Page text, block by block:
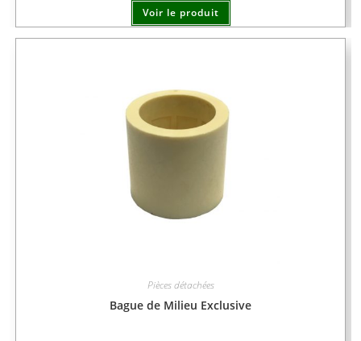
Voir le produit
Pièces détachées
Bague de Milieu Exclusive